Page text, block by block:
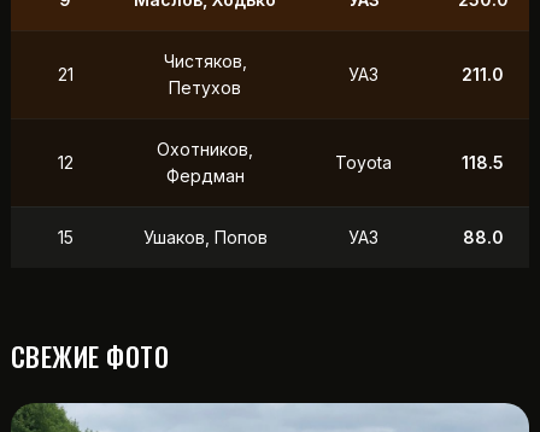
21
Чистяков,
Петухов
УАЗ 211.0
12
Охотников,
Фердман
Toyota 118.5
15 Ушаков, Попов УАЗ 88.0
СВЕЖИЕ ФОТО